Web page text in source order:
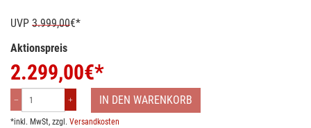
UVP 3.999,00€*
Aktionspreis
2.299,00€*
IN DEN WARENKORB
*inkl. MwSt, zzgl. Versandkosten